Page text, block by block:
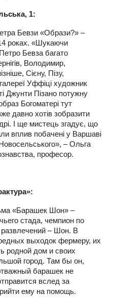
1:
Бевзи «Образи?» –
роках. «Шукаючи
Бевза багато
Володимир,
Сієну, Пізу,
Уффіці художник
Джунти Пізано потужну
Богоматері тут
давно хотів зобразити
І ще мистець згадує, що
вплив побачені у Варшаві
– Ольга
професор.
«Барашек Шон» –
стада, чемпион по
– Шон. В
выходок фермеру, их
родной дом и своих
город. Там бы он,
барашек не
вслед за
ему на помощь.